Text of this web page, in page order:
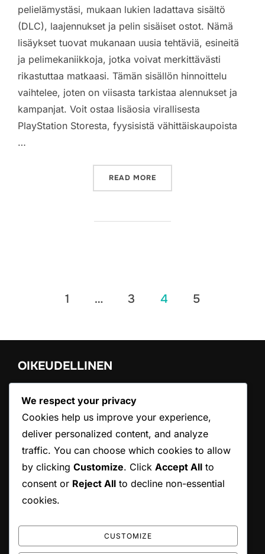
pelielämystäsi, mukaan lukien ladattava sisältö
(DLC), laajennukset ja pelin sisäiset ostot. Nämä
lisäykset tuovat mukanaan uusia tehtäviä, esineitä
ja pelimekaniikkoja, jotka voivat merkittävästi
rikastuttaa matkaasi. Tämän sisällön hinnoittelu
vaihtelee, joten on viisasta tarkistaa alennukset ja
kampanjat. Voit ostaa lisäosia virallisesta
PlayStation Storesta, fyysisistä vähittäiskaupoista
…
READ MORE
1 … 3 4 5
OIKEUDELLINEN
Ota yhteyttä
Evästeasetukset
Tietoa meistä
Tietosuojakäytäntö
HAKU
for:
We respect your privacy
Cookies help us improve your experience,
deliver personalized content, and analyze
traffic. You can choose which cookies to allow
by clicking Customize. Click Accept All to
consent or Reject All to decline non-essential
cookies.
CUSTOMIZE